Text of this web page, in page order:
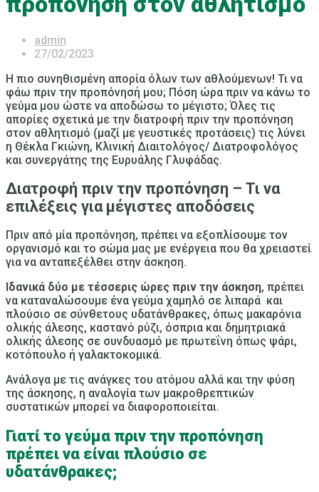
admin
27/02/2023
Η πιο συνηθισμένη απορία όλων των αθλούμενων! Τι να
φάω πριν την προπόνησή μου; Πόση ώρα πριν να κάνω το
γεύμα μου ώστε να αποδώσω το μέγιστο; Όλες τις
απορίες σχετικά με την διατροφή πριν την προπόνηση
στον αθλητισμό (μαζί με γευστικές προτάσεις) τις λύνει
η Θέκλα Γκιώνη, Κλινική Διαιτολόγος/ Διατροφολόγος
και συνεργάτης της Ευρυάλης Γλυφάδας.
Διατροφή πριν την προπόνηση – Τι να
επιλέξεις για μέγιστες αποδόσεις
Πριν από μία προπόνηση, πρέπει να εξοπλίσουμε τον
οργανισμό και το σώμα μας με ενέργεια που θα χρειαστεί
για να ανταπεξέλθει στην άσκηση.
Ιδανικά δύο με τέσσερις ώρες πριν την άσκηση, πρέπει
να καταναλώσουμε ένα γεύμα χαμηλό σε λιπαρά και
πλούσιο σε σύνθετους υδατάνθρακες, όπως μακαρόνια
ολικής άλεσης, καστανό ρύζι, όσπρια και δημητριακά
ολικής άλεσης σε συνδυασμό με πρωτεΐνη όπως ψάρι,
κοτόπουλο ή γαλακτοκομικά.
Ανάλογα με τις ανάγκες του ατόμου αλλά και την φύση
της άσκησης, η αναλογία των μακροθρεπτικών
συστατικών μπορεί να διαφοροποιείται.
Γιατί το γεύμα πριν την προπόνηση
πρέπει να είναι πλούσιο σε
υδατάνθρακες;